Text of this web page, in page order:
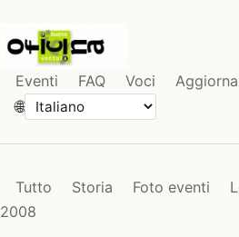
Eventi FAQ Voci
🌐
Tutto Storia Foto eventi
2008